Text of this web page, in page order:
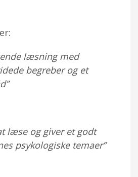
læsning med
begreber og et
læse og giver et godt
psykologiske temaer”